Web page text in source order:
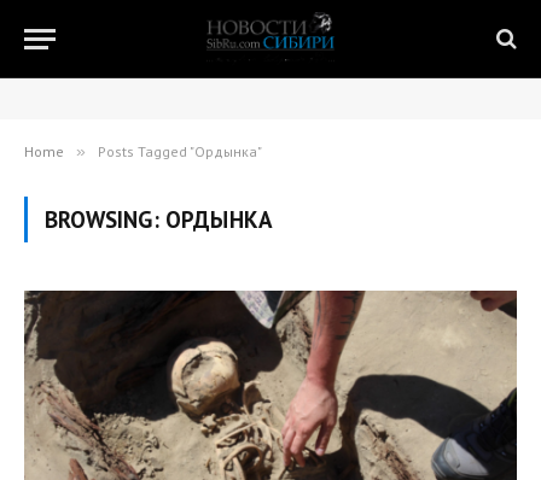
Home » Posts Tagged "Ордынка"
BROWSING: ОРДЫНКА